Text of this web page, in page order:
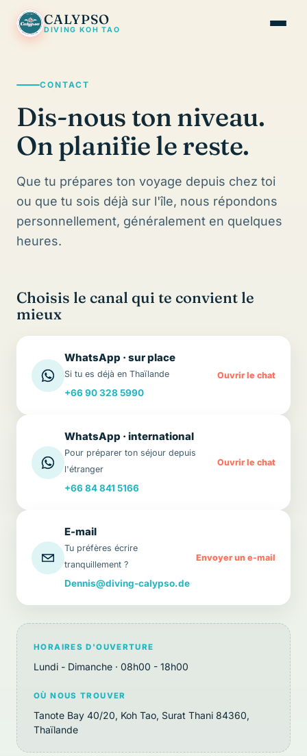
CALYPSO
DIVING KOH TAO
FAQ
Contact
CONTACT
Dis-nous ton niveau.
On planifie le reste.
Que tu prépares ton voyage depuis chez toi
ou que tu sois déjà sur l'île, nous répondons
personnellement, généralement en quelques
heures.
Choisis le canal qui te convient le
mieux
WhatsApp · sur place
Si tu es déjà en Thaïlande
+66 90 328 5990
Ouvrir le chat
WhatsApp · international
Pour préparer ton séjour depuis
l'étranger
+66 84 841 5166
Ouvrir le chat
E-mail
Tu préfères écrire
tranquillement ?
Dennis@diving-calypso.de
Envoyer un e-mail
HORAIRES D'OUVERTURE
Lundi - Dimanche · 08h00 - 18h00
OÙ NOUS TROUVER
Tanote Bay 40/20, Koh Tao, Surat Thani 84360,
Thaïlande